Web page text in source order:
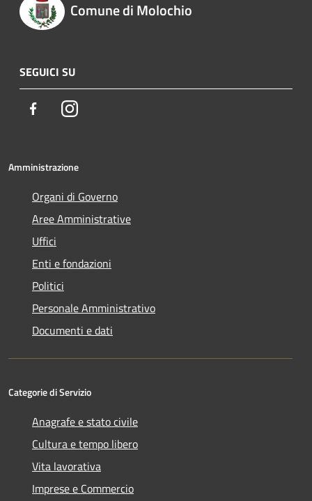
Comune di Molochio
SEGUICI SU
FacebookInstagram
Amministrazione
Organi di Governo
Aree Amministrative
Uffici
Enti e fondazioni
Politici
Personale Amministrativo
Documenti e dati
Categorie di Servizio
Anagrafe e stato civile
Cultura e tempo libero
Vita lavorativa
Imprese e Commercio